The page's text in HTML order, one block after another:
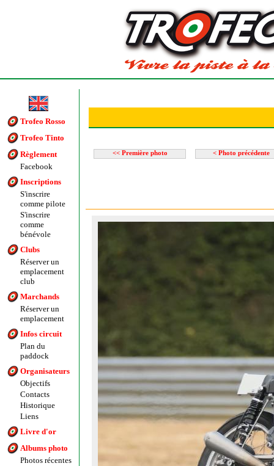
Trofeo Rosso
Trofeo Tinto
Règlement
Facebook
Inscriptions
S'inscrire
comme pilote
S'inscrire
comme
bénévole
Clubs
Réserver un
emplacement
club
Marchands
Réserver un
emplacement
Infos circuit
Plan du
paddock
Organisateurs
Objectifs
Contacts
Historique
Liens
Livre d'or
Albums photo
Photos récentes
<< Première photo < Photo précédente